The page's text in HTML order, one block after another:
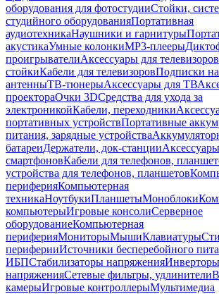
оборудования для фотостудииСтойки,
студийного оборудованияПортативная
аудиотехникаНаушники и гарнитуры
акустикаУмные колонкиMP3-плееры
проигрывателиАксессуары для телевизоров
стойкиКабели для телевизоровПодписки
антенныТВ-тюнерыАксессуары для ТВ
проектораОчки 3DСредства для ухода за
электроникойКабели, переходники
портативных устройствПортативные
питания, зарядные устройства
батареиДержатели, док-станции
смартфоновКабели для телефонов,
устройства для телефонов, планшетов
периферияКомпьютерная
техникаНоутбукиПланшетыМоноблоки
компьютерыИгровые консолиСерверное
оборудованиеКомпьютерная
периферияМониторыМышиКлавиатуры
периферииИсточники бесперебойного
ИБПСтабилизаторы напряженияИнверторы
напряженияСетевые фильтры, удлинители
камерыИгровые контроллерыМультимедиа